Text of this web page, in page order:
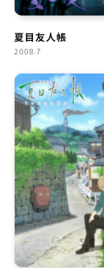
夏目友人帳
2008.7